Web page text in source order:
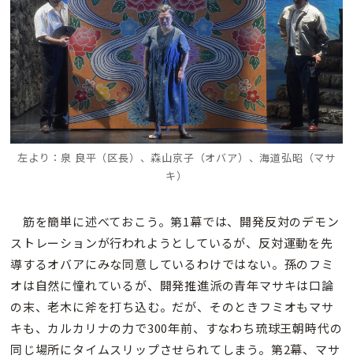
左より：泉 良平（区長）、森山京子（オバア）、海道弘昭（マサ
キ）
筋を簡単に述べておこう。第1幕では、開発反対のデモン
ストレーションが行われようとしているが、反対運動を先
導するオバアにみな同意しているわけではない。孫のフミ
オは自然に憧れているが、開発推進派の青年マサキは口論
の末、老木に斧を打ち込む。だが、そのときフミオもマサ
キも、カルカリナの力で300年前、すなわち琉球王朝時代の
同じ場所にタイムスリップさせられてしまう。第2幕、マサ